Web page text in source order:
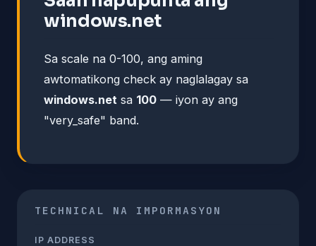
windows.net
Sa scale na 0-100, ang aming
awtomatikong check ay naglalagay sa
windows.net sa 100 — iyon ay ang
"very_safe" band.
TECHNICAL NA IMPORMASYON
IP ADDRESS